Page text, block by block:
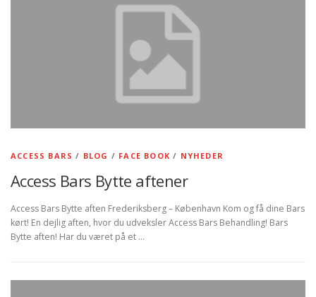
ACCESS BARS / BLOG / FACE BOOK / NYHEDER
Access Bars Bytte aftener
Access Bars Bytte aften Frederiksberg – København Kom og få dine Bars
kørt! En dejlig aften, hvor du udveksler Access Bars Behandling! Bars
Bytte aften! Har du været på et …